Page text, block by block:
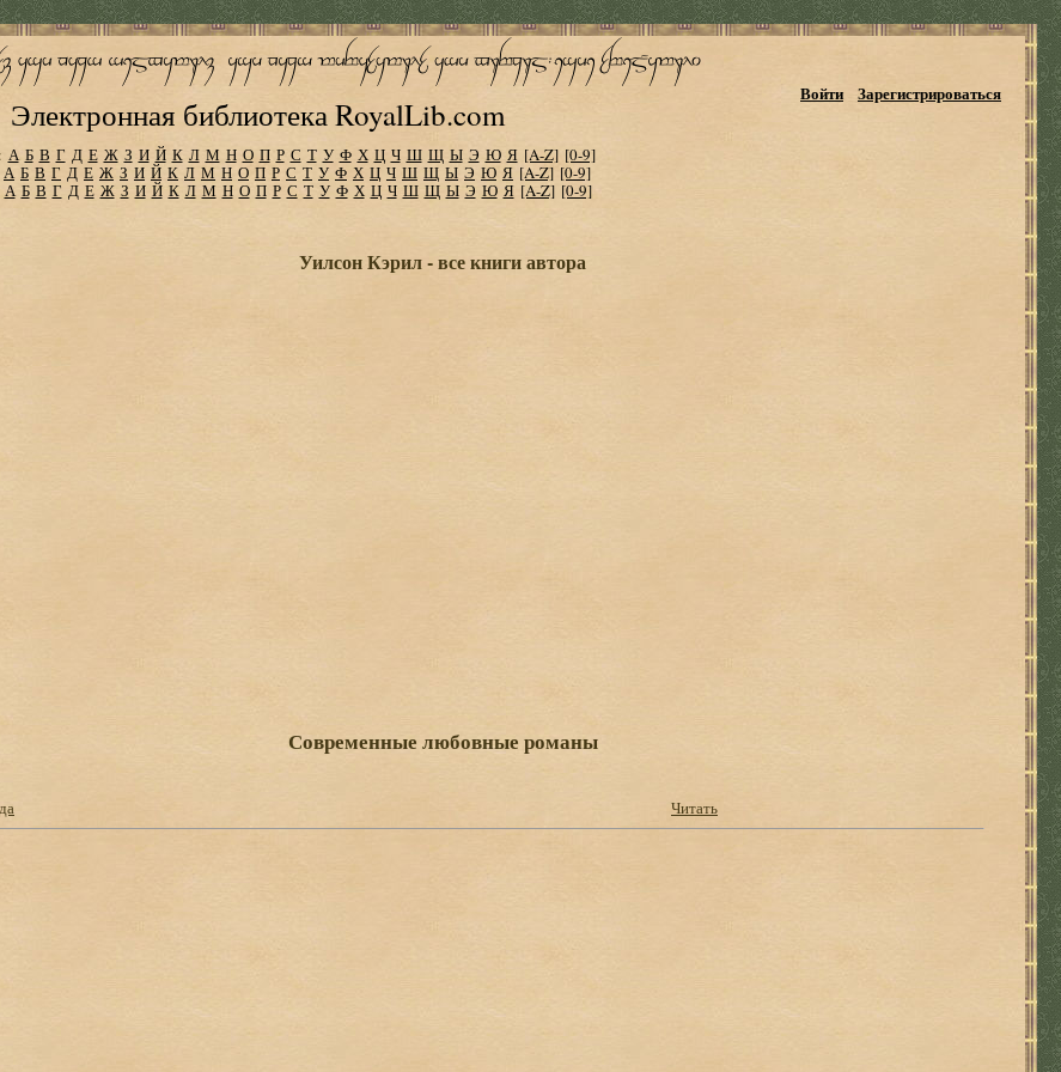
Электронная библиотека RoyalLib.com
Войти Зарегистрироваться
А Б В Г Д Е Ж З И Й К Л М Н О П Р С Т У Ф Х Ц Ч Ш Щ Ы Э Ю Я [A-Z] [0-9]
А Б В Г Д Е Ж З И Й К Л М Н О П Р С Т У Ф Х Ц Ч Ш Щ Ы Э Ю Я [A-Z] [0-9]
А Б В Г Д Е Ж З И Й К Л М Н О П Р С Т У Ф Х Ц Ч Ш Щ Ы Э Ю Я [A-Z] [0-9]
Уилсон Кэрил - все книги автора
Современные любовные романы
Читать